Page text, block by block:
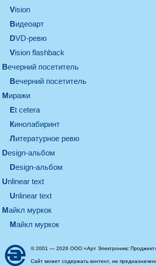
vision
видеоарт
DVD-ревю
Vision flashback
вечерний посетитель
вечерний посетитель
миражи
et cetera
кинолабиринт
литературное ревю
design-альбом
design-альбом
unlinear text
Unlinear text
майкл муркок
майкл муркок
© 2001 — 2026 ООО «Арт Электроникс
Сайт может содержать контент, не